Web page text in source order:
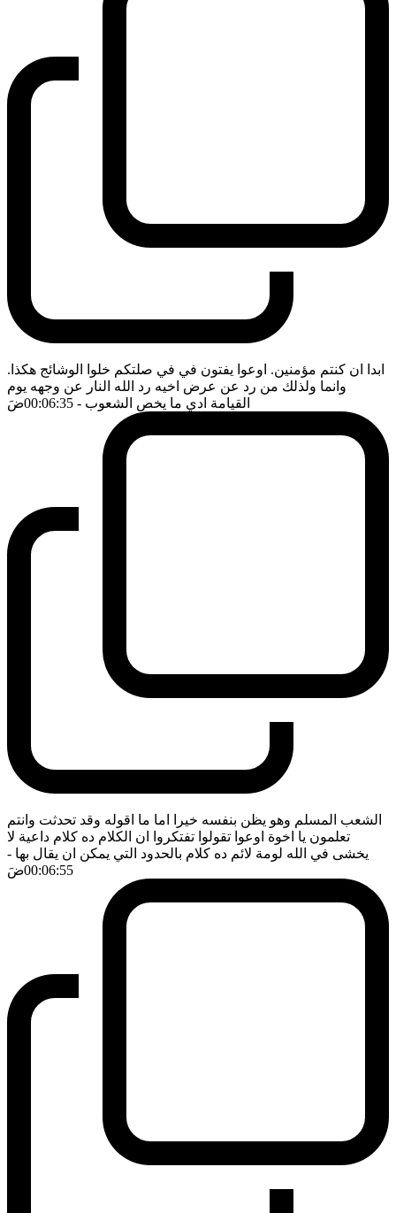
ابدا ان كنتم مؤمنين. اوعوا يفتون في في صلتكم خلوا الوشائج هكذا.
وانما ولذلك من رد عن عرض اخيه رد الله النار عن وجهه يوم
القيامة ادي ما يخص الشعوب - 00:06:35 ضَ
الشعب المسلم وهو يظن بنفسه خيرا اما ما اقوله وقد تحدثت وانتم
تعلمون يا اخوة اوعوا تقولوا تفتكروا ان الكلام ده كلام داعية لا
يخشى في الله لومة لائم ده كلام بالحدود التي يمكن ان يقال بها -
00:06:55ضَ